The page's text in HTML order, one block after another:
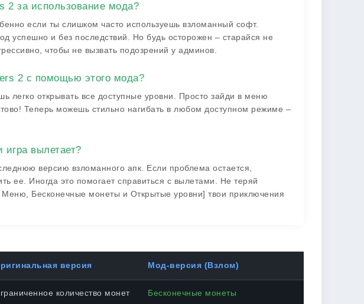
2 за использование мода?
если ты слишком часто используешь взломанный софт.
успешно и без последствий. Но будь осторожен – старайся не
чтобы не вызвать подозрений у админов.
2 с помощью этого мода?
легко открывать все доступные уровни. Просто зайди в меню
Теперь можешь стильно нагибать в любом доступном режиме –
вылетает?
версию взломанного апк. Если проблема остается,
ее. Иногда это помогает справиться с вылетами. Не теряй
Бесконечные монеты и Открытые уровни] твои приключения
версия Мод-версия (Взлом)
количество монет Бесконечные монеты